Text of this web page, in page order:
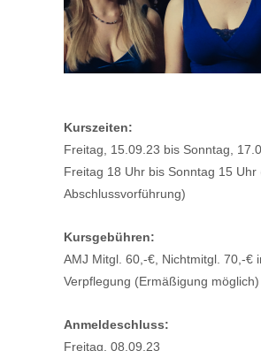
Kurszeiten:
Freitag, 15.09.23 bis Sonntag,
Freitag 18 Uhr bis Sonntag 15 Uhr
Abschlussvorführung)
Kursgebühren:
AMJ Mitgl. 60,-€, Nichtmitgl. 70,-€
Verpflegung (Ermäßigung möglich)
Anmeldeschluss:
Freitag, 08.09.23